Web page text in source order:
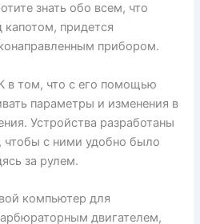
знать обо всем, что
капотом, придется
прибором.
в том, что с его помощью
параметры и изменения в
Устройства разработаны
чтобы с ними удобно было
за рулем.
компьютер для
двигателем,